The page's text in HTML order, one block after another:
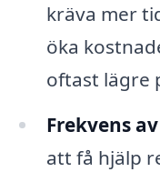
kräva mer
öka
oftast lägre
Frekvens
att få hjälp